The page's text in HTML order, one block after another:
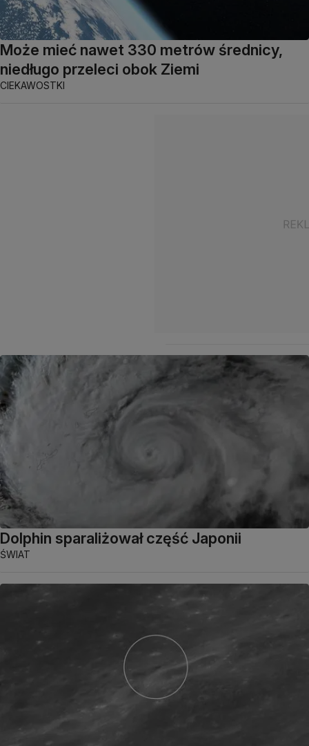
Może mieć nawet 330 metrów średnicy,
niedługo przeleci obok Ziemi
CIEKAWOSTKI
Dolphin sparaliżował część Japonii
ŚWIAT